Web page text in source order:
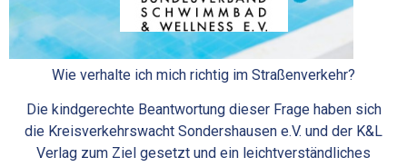
WIR SIND DABEI!
Wie verhalte ich mich richtig im Straßenverkehr?
Die kindgerechte Beantwortung dieser Frage haben sich
die Kreisverkehrswacht Sondershausen e.V. und der K&L
Verlag zum Ziel gesetzt und ein leichtverständliches